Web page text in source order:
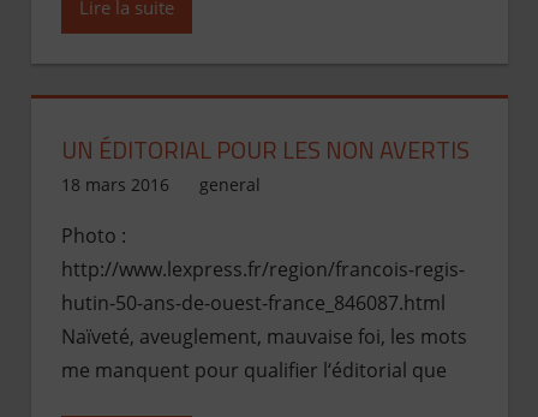
Lire la suite
UN ÉDITORIAL POUR LES NON AVERTIS
18 mars 2016 Jean de Pont-Scorff
general
Photo :
http://www.lexpress.fr/region/francois-regis-
hutin-50-ans-de-ouest-france_846087.html
Naïveté, aveuglement, mauvaise foi, les mots
me manquent pour qualifier l‘éditorial que